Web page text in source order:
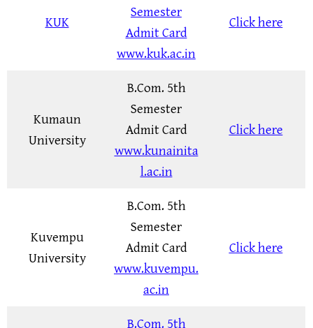
KUK
Semester
Admit Card
www.kuk.ac.in
Click here
Kumaun
University
B.Com. 5th
Semester
Admit Card
www.kunainita
l.ac.in
Click here
Kuvempu
University
B.Com. 5th
Semester
Admit Card
www.kuvempu.
ac.in
Click here
B.Com. 5th